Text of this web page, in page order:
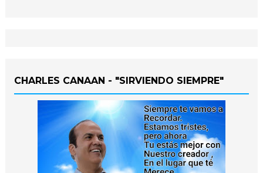
CHARLES CANAAN - "SIRVIENDO SIEMPRE"